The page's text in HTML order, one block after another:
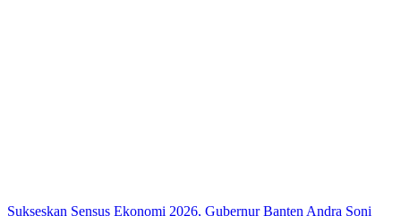
Sukseskan Sensus Ekonomi 2026, Gubernur Banten Andra Soni